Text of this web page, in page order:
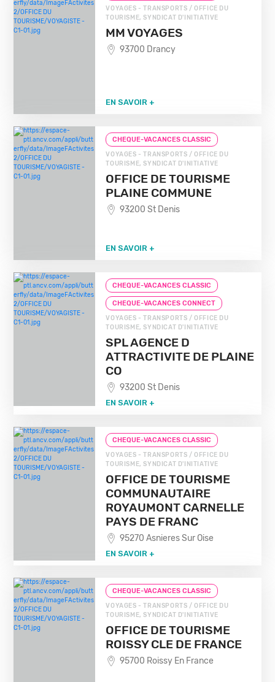
VOYAGES - TRANSPORTS / OFFICE DU
TOURISME, SYNDICAT D'INITIATIVE
MM VOYAGES
93700 Drancy
EN SAVOIR +
CHEQUE-VACANCES CLASSIC
VOYAGES - TRANSPORTS / OFFICE DU
TOURISME, SYNDICAT D'INITIATIVE
OFFICE DE TOURISME
PLAINE COMMUNE
93200 St Denis
EN SAVOIR +
CHEQUE-VACANCES CLASSIC
CHEQUE-VACANCES CONNECT
VOYAGES - TRANSPORTS / OFFICE DU
TOURISME, SYNDICAT D'INITIATIVE
SPL AGENCE D
ATTRACTIVITE DE PLAINE
CO
93200 St Denis
EN SAVOIR +
CHEQUE-VACANCES CLASSIC
VOYAGES - TRANSPORTS / OFFICE DU
TOURISME, SYNDICAT D'INITIATIVE
OFFICE DE TOURISME
COMMUNAUTAIRE
ROYAUMONT CARNELLE
PAYS DE FRANC
95270 Asnieres Sur Oise
EN SAVOIR +
CHEQUE-VACANCES CLASSIC
VOYAGES - TRANSPORTS / OFFICE DU
TOURISME, SYNDICAT D'INITIATIVE
OFFICE DE TOURISME
ROISSY CLE DE FRANCE
95700 Roissy En France